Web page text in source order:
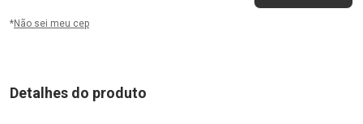
*Não sei meu cep
Detalhes do produto